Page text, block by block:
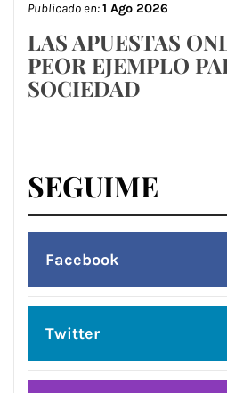
Publicado en:1 Ago 2026
LAS APUESTAS
PEOR EJEMPLO
SOCIEDAD
SEGUIME
Facebook
Twitter